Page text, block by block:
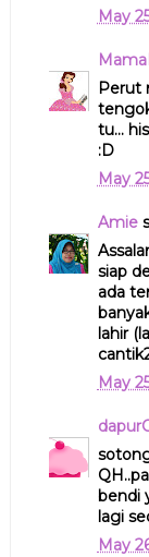
May
Perut
tu...
:D
May
Amie
siap
ada
lahir
May
bendi
lagi
May